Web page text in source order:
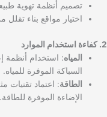
تصميم أنظمة تهوية
اختيار مواقع بناء تقلل
2. كفاءة استخدام الموارد
المياه: استخدام أنظمة
السباكة الموفرة للمياه.
الطاقة: اعتماد تقنيات
الإضاءة الموفرة للطاقة.